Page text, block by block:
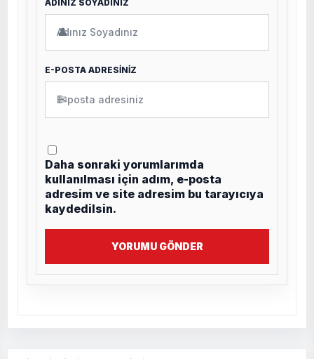
ADINIZ SOYADINIZ
👤
E-POSTA ADRESİNİZ
✉
Daha sonraki yorumlarımda
kullanılması için adım, e-posta
adresim ve site adresim bu tarayıcıya
kaydedilsin.
YORUMU GÖNDER